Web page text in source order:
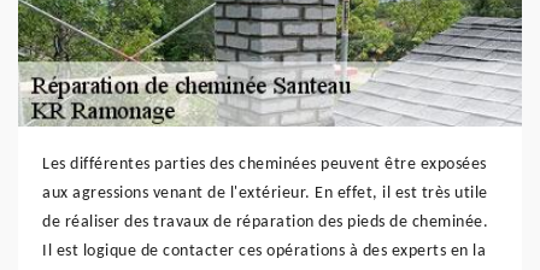
Les différentes parties des cheminées peuvent être exposées
aux agressions venant de l'extérieur. En effet, il est très utile
de réaliser des travaux de réparation des pieds de cheminée.
Il est logique de contacter ces opérations à des experts en la